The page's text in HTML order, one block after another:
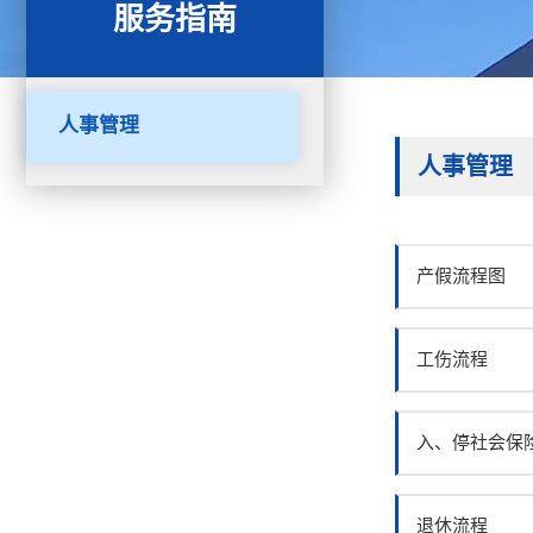
服务指南
人事管理
人事管理
产假流程图
工伤流程
入、停社会保
退休流程